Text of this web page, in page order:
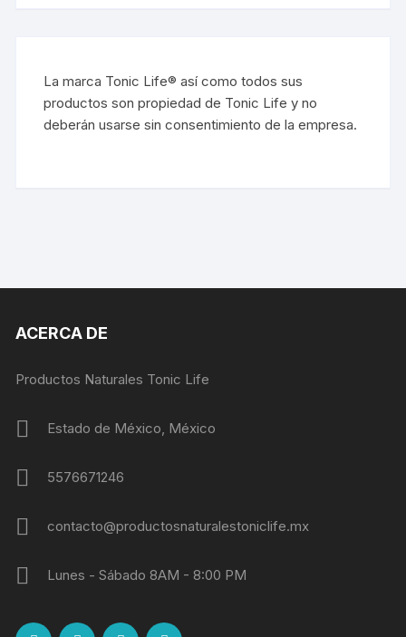
La marca Tonic Life® así como todos sus
productos son propiedad de Tonic Life y no
deberán usarse sin consentimiento de la empresa.
ACERCA DE
Productos Naturales Tonic Life
Estado de México, México
5576671246
contacto@productosnaturalestoniclife.mx
Lunes - Sábado 8AM - 8:00 PM